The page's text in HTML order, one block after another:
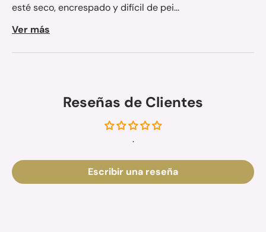
esté seco, encrespado y difícil de pei...
Ver más
Reseñas de Clientes
.
Escribir una reseña